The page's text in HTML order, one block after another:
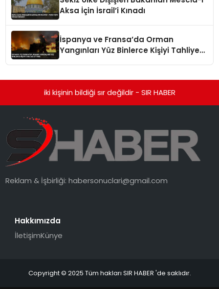
Aksa İçin İsrail’i Kınadı
İspanya ve Fransa’da Orman
Yangınları Yüz Binlerce Kişiyi Tahliye
iki kişinin bildiği sır değildir - SIR HABER
Reklam & İşbirliği:habersonuclari@gmail.com
Hakkımızda
İletişimKünye
Copyright © 2025 Tüm hakları SIR HABER 'de saklıdır.